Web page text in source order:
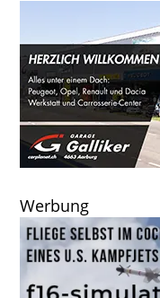
Werbung